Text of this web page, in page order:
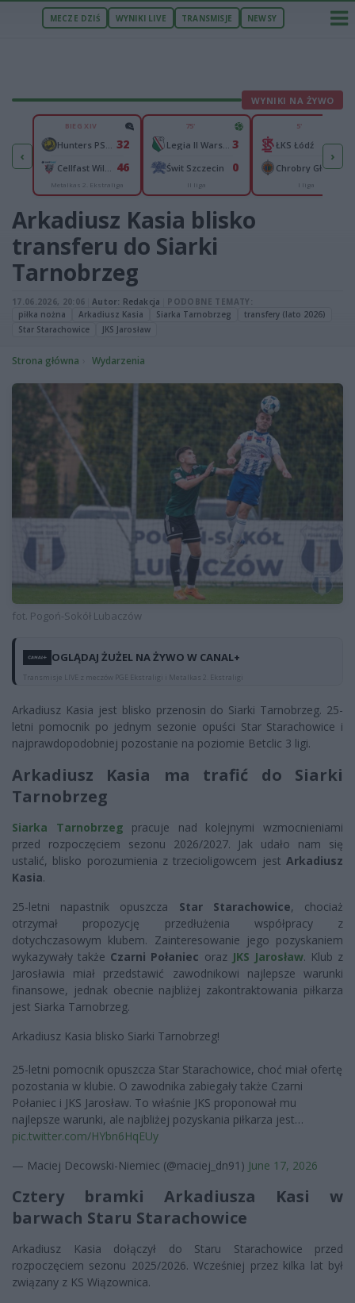
MECZE DZIŚ WYNIKI LIVE TRANSMISJE NEWSY
WYNIKI NA ŻYWO
‹
2
4
BIEG XIV
32
46
Metalkas 2. Ekstraliga
75'
3
Świt Szczecin 0
II liga
5'
ŁKS Łódź 0
Chrobry Głogów0
I liga
›
Arkadiusz Kasia blisko
transferu do Siarki
Tarnobrzeg
17.06.2026, 20:06 Autor: Redakcja
PODOBNE TEMATY:
piłka nożna
Arkadiusz Kasia Siarka Tarnobrzeg
transfery (lato 2026)
Star Starachowice
JKS Jarosław
Strona główna Wydarzenia
fot. Pogoń-Sokół Lubaczów
OGLĄDAJ ŻUŻEL NA ŻYWO W CANAL+
Transmisje LIVE z meczów PGE Ekstraligi i Metalkas 2. Ekstraligi
Arkadiusz Kasia jest blisko przenosin do Siarki Tarnobrzeg. 25-
letni pomocnik po jednym sezonie opuści Star Starachowice i
najprawdopodobniej pozostanie na poziomie Betclic 3 ligi.
Arkadiusz Kasia ma trafić do Siarki
Tarnobrzeg
Siarka Tarnobrzeg pracuje nad kolejnymi wzmocnieniami
przed rozpoczęciem sezonu 2026/2027. Jak udało nam się
ustalić, blisko porozumienia z trzecioligowcem jest Arkadiusz
Kasia.
25-letni napastnik opuszcza Star Starachowice, chociaż
otrzymał propozycję przedłużenia współpracy z
dotychczasowym klubem. Zainteresowanie jego pozyskaniem
wykazywały także Czarni Połaniec oraz JKS Jarosław. Klub z
Jarosławia miał przedstawić zawodnikowi najlepsze warunki
finansowe, jednak obecnie najbliżej zakontraktowania piłkarza
jest Siarka Tarnobrzeg.
Arkadiusz Kasia blisko Siarki Tarnobrzeg!
25-letni pomocnik opuszcza Star Starachowice, choć miał ofertę
pozostania w klubie. O zawodnika zabiegały także Czarni
Połaniec i JKS Jarosław. To właśnie JKS proponował mu
najlepsze warunki, ale najbliżej pozyskania piłkarza jest…
pic.twitter.com/HYbn6HqEUy
— Maciej Decowski-Niemiec (@maciej_dn91) June 17, 2026
Cztery bramki Arkadiusza Kasi w
barwach Staru Starachowice
Arkadiusz Kasia dołączył do Staru Starachowice przed
rozpoczęciem sezonu 2025/2026. Wcześniej przez kilka lat był
związany z KS Wiązownica.